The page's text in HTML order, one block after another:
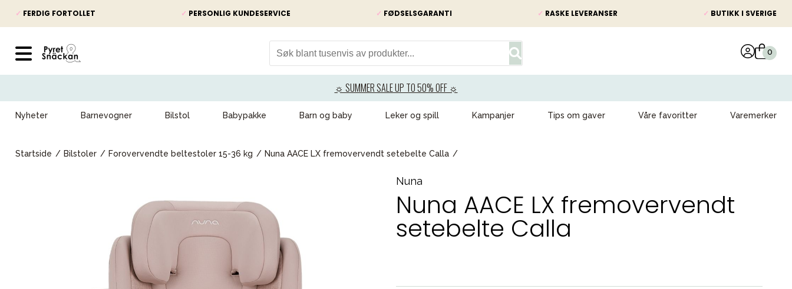
✓ FERDIG FORTOLLET ✓ PERSONLIG KUNDESERVICE ✓ FØDSELSGARANTI ✓ RASKE LEVERANSER ✓ BUTIKK I SVERIGE
☼ SUMMER SALE UP TO 50% OFF ☼
Nyheter Barnevogner Bilstol Babypakke Barn og baby Leker og spill Kampanjer Tips om gaver Våre favoritter Varemerker
Startside Bilstoler Forovervendte beltestoler 15-36 kg Nuna AACE LX fremovervendt setebelte Calla
Nuna
Nuna AACE LX fremovervendt
setebelte Calla